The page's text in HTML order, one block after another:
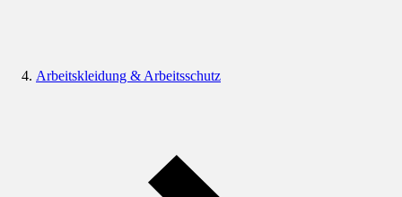
Arbeitskleidung & Arbeitsschutz